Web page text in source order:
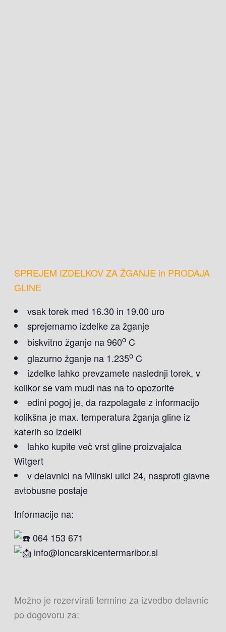
SPREJEM IZDELKOV ZA ŽGANJE in PRODAJA
GLINE
vsak torek med 16.30 in 19.00 uro
sprejemamo izdelke za žganje
biskvitno žganje na 960o C
glazurno žganje na 1.235o C
izdelke lahko prevzamete naslednji torek, v
kolikor se vam mudi nas na to opozorite
edini pogoj je, da razpolagate z informacijo
kolikšna je max. temperatura žganja gline iz
katerih so izdelki
lahko kupite več vrst gline proizvajalca
Witgert
v delavnici na Mlinski ulici 24, nasproti glavne
avtobusne postaje
Informacije na:
064 153 671
info@loncarskicentermaribor.si
Možno je rezervirati termine za izvedbo delavnic
po dogovoru za: